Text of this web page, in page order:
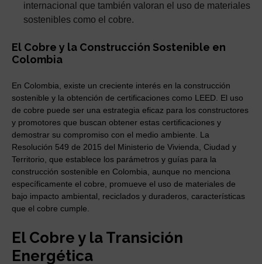
internacional que también valoran el uso de materiales
sostenibles como el cobre.
El Cobre y la Construcción Sostenible en
Colombia
En Colombia, existe un creciente interés en la construcción
sostenible y la obtención de certificaciones como LEED. El uso
de cobre puede ser una estrategia eficaz para los constructores
y promotores que buscan obtener estas certificaciones y
demostrar su compromiso con el medio ambiente. La
Resolución 549 de 2015 del Ministerio de Vivienda, Ciudad y
Territorio, que establece los parámetros y guías para la
construcción sostenible en Colombia, aunque no menciona
específicamente el cobre, promueve el uso de materiales de
bajo impacto ambiental, reciclados y duraderos, características
que el cobre cumple.
El Cobre y la Transición
Energética